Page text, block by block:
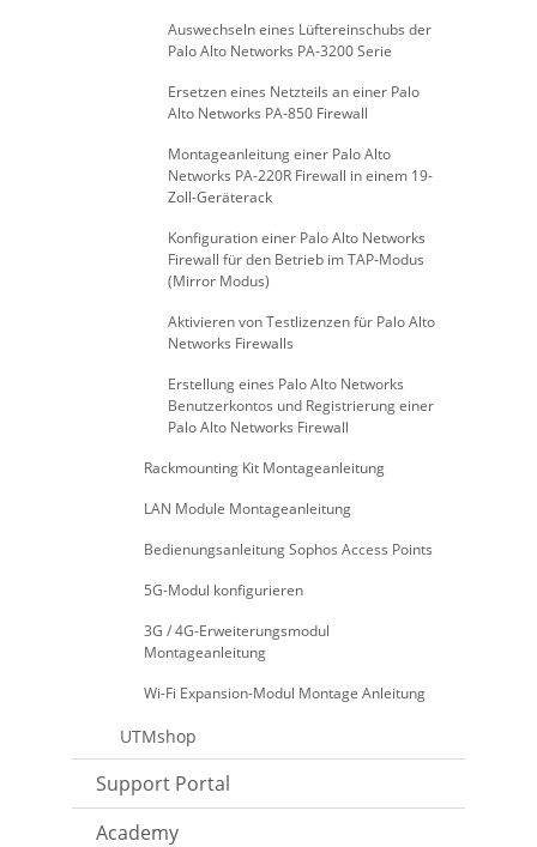
Auswechseln eines Lüftereinschubs der
Palo Alto Networks PA-3200 Serie
Ersetzen eines Netzteils an einer Palo
Alto Networks PA-850 Firewall
Montageanleitung einer Palo Alto
Networks PA-220R Firewall in einem 19-
Zoll-Geräterack
Konfiguration einer Palo Alto Networks
Firewall für den Betrieb im TAP-Modus
(Mirror Modus)
Aktivieren von Testlizenzen für Palo Alto
Networks Firewalls
Erstellung eines Palo Alto Networks
Benutzerkontos und Registrierung einer
Palo Alto Networks Firewall
Rackmounting Kit Montageanleitung
LAN Module Montageanleitung
Bedienungsanleitung Sophos Access Points
5G-Modul konfigurieren
3G / 4G-Erweiterungsmodul
Montageanleitung
Wi-Fi Expansion-Modul Montage Anleitung
UTMshop
Support Portal
Academy